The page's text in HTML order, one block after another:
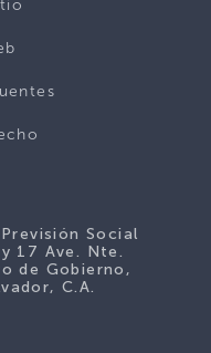
Social
17 Ave. Nte.
de Gobierno,
C.A.